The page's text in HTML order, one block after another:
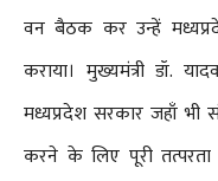
वन बैठक कर उन्हें
कराया। मुख्यमंत्री डॉ.
मध्यप्रदेश सरकार जहाँ भी
करने के लिए पूरी